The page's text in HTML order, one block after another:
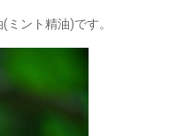
ント精油) です。